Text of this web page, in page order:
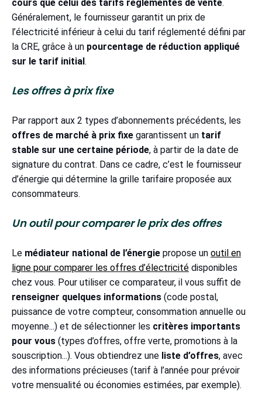
cours que celui des tarifs réglementés de vente.
Généralement, le fournisseur garantit un prix de
l’électricité inférieur à celui du tarif réglementé défini par
la CRE, grâce à un pourcentage de réduction appliqué
sur le tarif initial.
Les offres à prix fixe
Par rapport aux 2 types d’abonnements précédents, les
offres de marché à prix fixe garantissent un tarif
stable sur une certaine période, à partir de la date de
signature du contrat. Dans ce cadre, c’est le fournisseur
d’énergie qui détermine la grille tarifaire proposée aux
consommateurs.
Un outil pour comparer le prix des offres
Le médiateur national de l’énergie propose un outil en
ligne pour comparer les offres d’électricité disponibles
chez vous. Pour utiliser ce comparateur, il vous suffit de
renseigner quelques informations (code postal,
puissance de votre compteur, consommation annuelle ou
moyenne...) et de sélectionner les critères importants
pour vous (types d’offres, offre verte, promotions à la
souscription...). Vous obtiendrez une liste d’offres, avec
des informations précieuses (tarif à l’année pour prévoir
votre mensualité ou économies estimées, par exemple).